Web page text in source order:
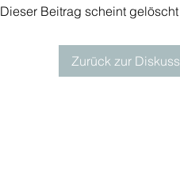
Dieser Beitrag scheint
Zurück zur